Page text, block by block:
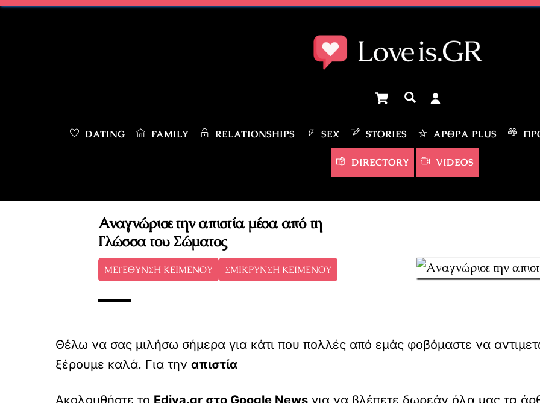
Skip
CartΑναζήτηση
DATING FAMILY RELATIONSHIPS SEX STORIES ΆΡΘΡΑ PLUS
DIRECTORY VIDEOS
Αναγνώρισε την απιστία μέσα από τη
Γλώσσα του Σώματος
ΜΕΓΕΘΥΝΣΗ ΚΕΙΜΕΝΟΥ ΣΜΙΚΡΥΝΣΗ ΚΕΙΜΕΝΟΥ
Θέλω να σας μιλήσω σήμερα για κάτι που πολλές από εμάς φοβόμαστε να
ξέρουμε καλά. Για την απιστία
Ακολουθήστε το Ediva.gr στο Google News για να βλέπετε δωρεάν όλα μας τα